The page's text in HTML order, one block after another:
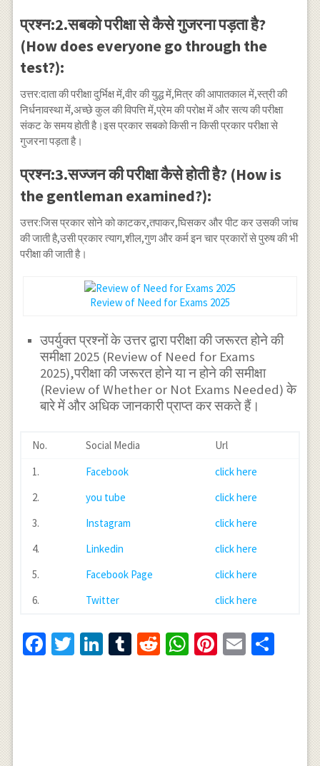
प्रश्न:2.सबको परीक्षा से कैसे गुजरना पड़ता है?
(How does everyone go through the
test?):
उत्तर:दाता की परीक्षा दुर्भिक्ष में,वीर की युद्ध में,मित्र की आपातकाल में,स्त्री की
निर्धनावस्था में,अच्छे कुल की विपत्ति में,प्रेम की परोक्ष में और सत्य की परीक्षा
संकट के समय होती है।इस प्रकार सबको किसी न किसी प्रकार परीक्षा से
गुजरना पड़ता है।
प्रश्न:3.सज्जन की परीक्षा कैसे होती है? (How is
the gentleman examined?):
उत्तर:जिस प्रकार सोने को काटकर,तपाकर,घिसकर और पीट कर उसकी जांच
की जाती है,उसी प्रकार त्याग,शील,गुण और कर्म इन चार प्रकारों से पुरुष की भी
परीक्षा की जाती है।
Review of Need for Exams 2025
उपर्युक्त प्रश्नों के उत्तर द्वारा परीक्षा की जरूरत होने की
समीक्षा 2025 (Review of Need for Exams
2025),परीक्षा की जरूरत होने या न होने की समीक्षा
(Review of Whether or Not Exams Needed) के
बारे में और अधिक जानकारी प्राप्त कर सकते हैं।
No. Social Media
Url
1.
Facebook
click here
2.
you tube
click here
3.
Instagram
click here
4.
Linkedin
click here
5.
Facebook Page
click here
6.
Twitter click here
Facebook
Twitter
LinkedIn
Tumblr
RedditWhatsApp
Pinterest
Email